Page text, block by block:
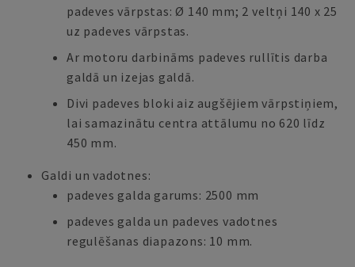
padeves vārpstas: Ø 140 mm; 2 veltņi 140 x 25
uz padeves vārpstas.
Ar motoru darbināms padeves rullītis darba
galdā un izejas galdā.
Divi padeves bloki aiz augšējiem vārpstiņiem,
lai samazinātu centra attālumu no 620 līdz
450 mm.
Galdi un vadotnes:
padeves galda garums: 2500 mm
padeves galda un padeves vadotnes
regulēšanas diapazons: 10 mm.